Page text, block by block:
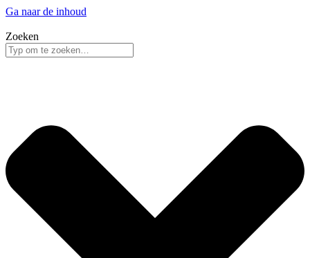
Ga naar de inhoud
Zoeken